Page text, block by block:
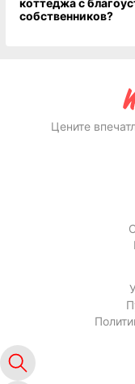
коттеджа с благоустройством в ст Дорожнике от
собственников?
Цените